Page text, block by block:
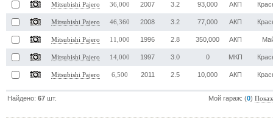
Mitsubishi Pajero 36,000 2007 3.2 93,000 АКП
Mitsubishi Pajero 46,360 2008 3.2 77,000 АКП
Mitsubishi Pajero 11,000 1996 2.8 350,000 АКП
Mitsubishi Pajero 14,000 1997 3.0 0 МКП
Mitsubishi Pajero 6,500 2011 2.5 10,000 АКП
Найдено:67 шт. Мой гараж: (0)